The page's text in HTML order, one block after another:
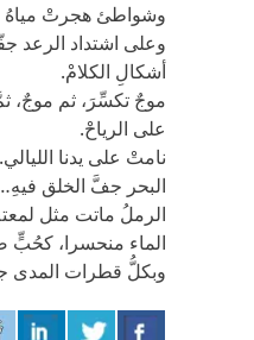
وشواطئ هجرتْ مياهُ
وعلى اشتداد
أشكالِ الكلامْ.
موجٌ تكسِّرَ، ثم موجٌ،
على الرياحْ.
نامتْ على يدنا الليالي.
البحر جفَّ الخلق
الرملُ ماتت مثل
الماء منحسرا، كحُبٍّ
وبكلُّ قطرات المدى